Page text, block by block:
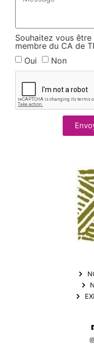
Souhaitez vous
membre du CA de
Oui
Non